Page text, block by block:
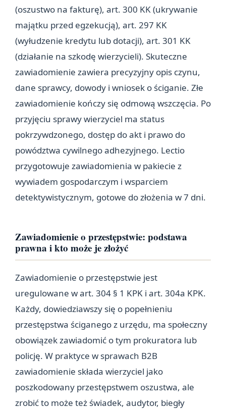
(oszustwo na fakturę), art. 300 KK (ukrywanie
majątku przed egzekucją), art. 297 KK
(wyłudzenie kredytu lub dotacji), art. 301 KK
(działanie na szkodę wierzycieli). Skuteczne
zawiadomienie zawiera precyzyjny opis czynu,
dane sprawcy, dowody i wniosek o ściganie. Złe
zawiadomienie kończy się odmową wszczęcia. Po
przyjęciu sprawy wierzyciel ma status
pokrzywdzonego, dostęp do akt i prawo do
powództwa cywilnego adhezyjnego. Lectio
przygotowuje zawiadomienia w pakiecie z
wywiadem gospodarczym i wsparciem
detektywistycznym, gotowe do złożenia w 7 dni.
Zawiadomienie o przestępstwie: podstawa
prawna i kto może je złożyć
Zawiadomienie o przestępstwie jest
uregulowane w art. 304 § 1 KPK i art. 304a KPK.
Każdy, dowiedziawszy się o popełnieniu
przestępstwa ściganego z urzędu, ma społeczny
obowiązek zawiadomić o tym prokuratora lub
policję. W praktyce w sprawach B2B
zawiadomienie składa wierzyciel jako
poszkodowany przestępstwem oszustwa, ale
zrobić to może też świadek, audytor, biegły